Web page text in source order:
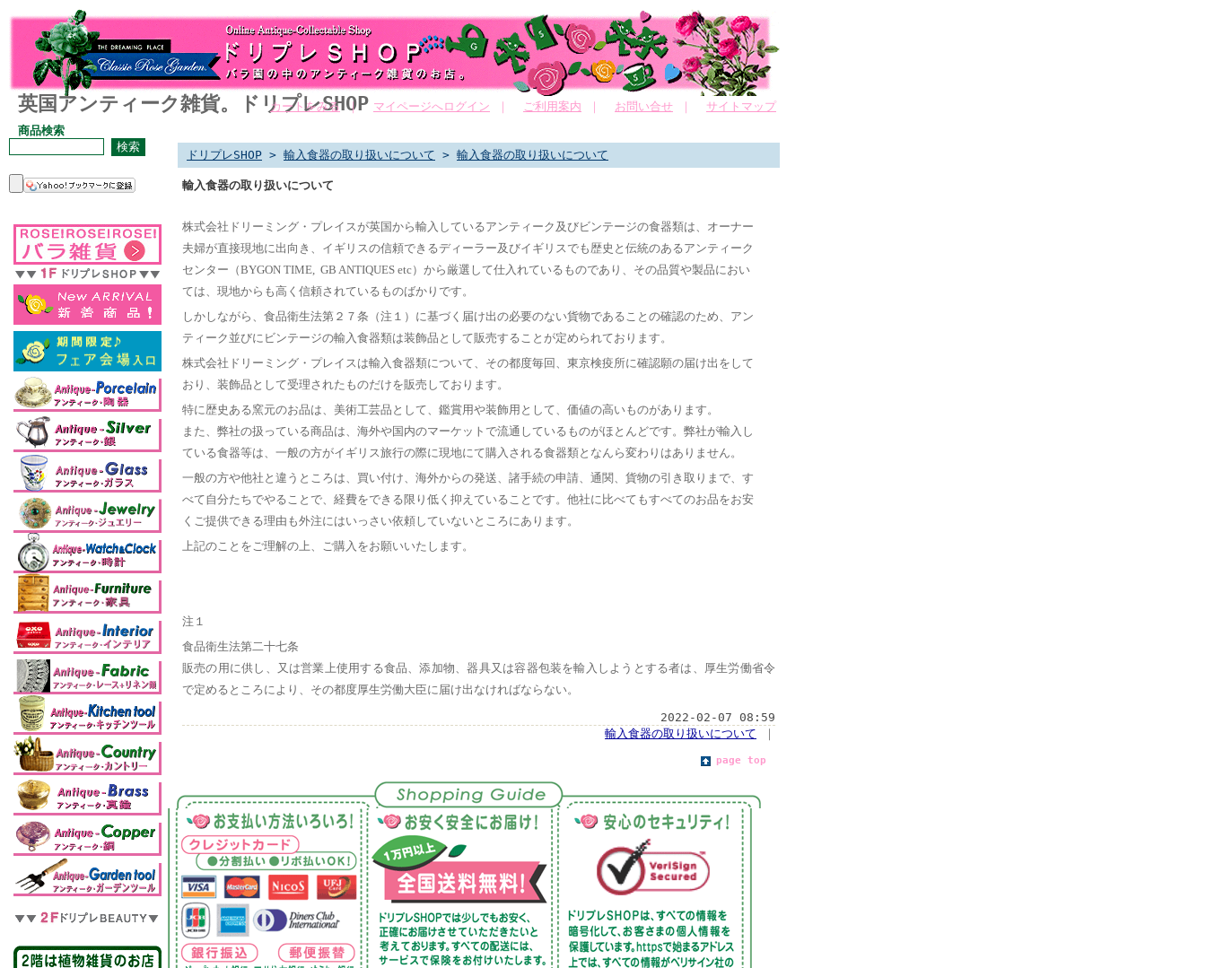
英国アンティーク雑貨。ドリプレSHOP
カートをみる｜ マイページへログイン ご利用案内 お問い合せ
サイトマップ
商品検索
ドリプレSHOP > 輸入食器の取り扱いについて > 輸入食器の取り扱いについて
輸入食器の取り扱いについて
株式会社ドリーミング・プレイスが英国から輸入しているアンティーク及びビンテージの食器類は、オーナー
夫婦が直接現地に出向き、イギリスの信頼できるディーラー及びイギリスでも歴史と伝統のあるアンティーク
センター（BYGON TIME, GB ANTIQUES etc）から厳選して仕入れているものであり、その品質や製品におい
ては、現地からも高く信頼されているものばかりです。
しかしながら、食品衛生法第２７条（注１）に基づく届け出の必要のない貨物であることの確認のため、アン
ティーク並びにビンテージの輸入食器類は装飾品として販売することが定められております。
株式会社ドリーミング・プレイスは輸入食器類について、その都度毎回、東京検疫所に確認願の届け出をして
おり、装飾品として受理されたものだけを販売しております。
特に歴史ある窯元のお品は、美術工芸品として、鑑賞用や装飾用として、価値の高いものがあります。
また、弊社の扱っている商品は、海外や国内のマーケットで流通しているものがほとんどです。弊社が輸入し
ている食器等は、一般の方がイギリス旅行の際に現地にて購入される食器類となんら変わりはありません。
一般の方や他社と違うところは、買い付け、海外からの発送、諸手続の申請、通関、貨物の引き取りまで、す
べて自分たちでやることで、経費をできる限り低く抑えていることです。他社に比べてもすべてのお品をお安
くご提供できる理由も外注にはいっさい依頼していないところにあります。
上記のことをご理解の上、ご購入をお願いいたします。
注１
食品衛生法第二十七条
販売の用に供し、又は営業上使用する食品、添加物、器具又は容器包装を輸入しようとする者は、厚生労働省令
で定めるところにより、その都度厚生労働大臣に届け出なければならない。
2022-02-07 08:59
輸入食器の取り扱いについて ｜
page top